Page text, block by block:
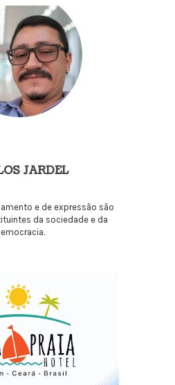
JARDEL
e de expressão são
da sociedade e da